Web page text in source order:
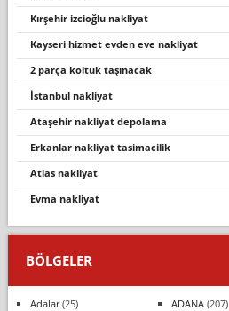
kırşehir izcioğlu nakliyat
kayseri hizmet evden eve nakliyat
2 parça koltuk taşınacak
i̇stanbul nakli̇yat
ataşehir nakliyat depolama
erkanlar nakliyat tasimacilik
atlas nakliyat
evma nakli̇yat
BÖLGELER
Adalar(25) ADANA(207)